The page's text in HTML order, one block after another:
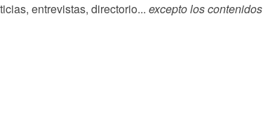
entrevistas, directorio... excepto los contenidos